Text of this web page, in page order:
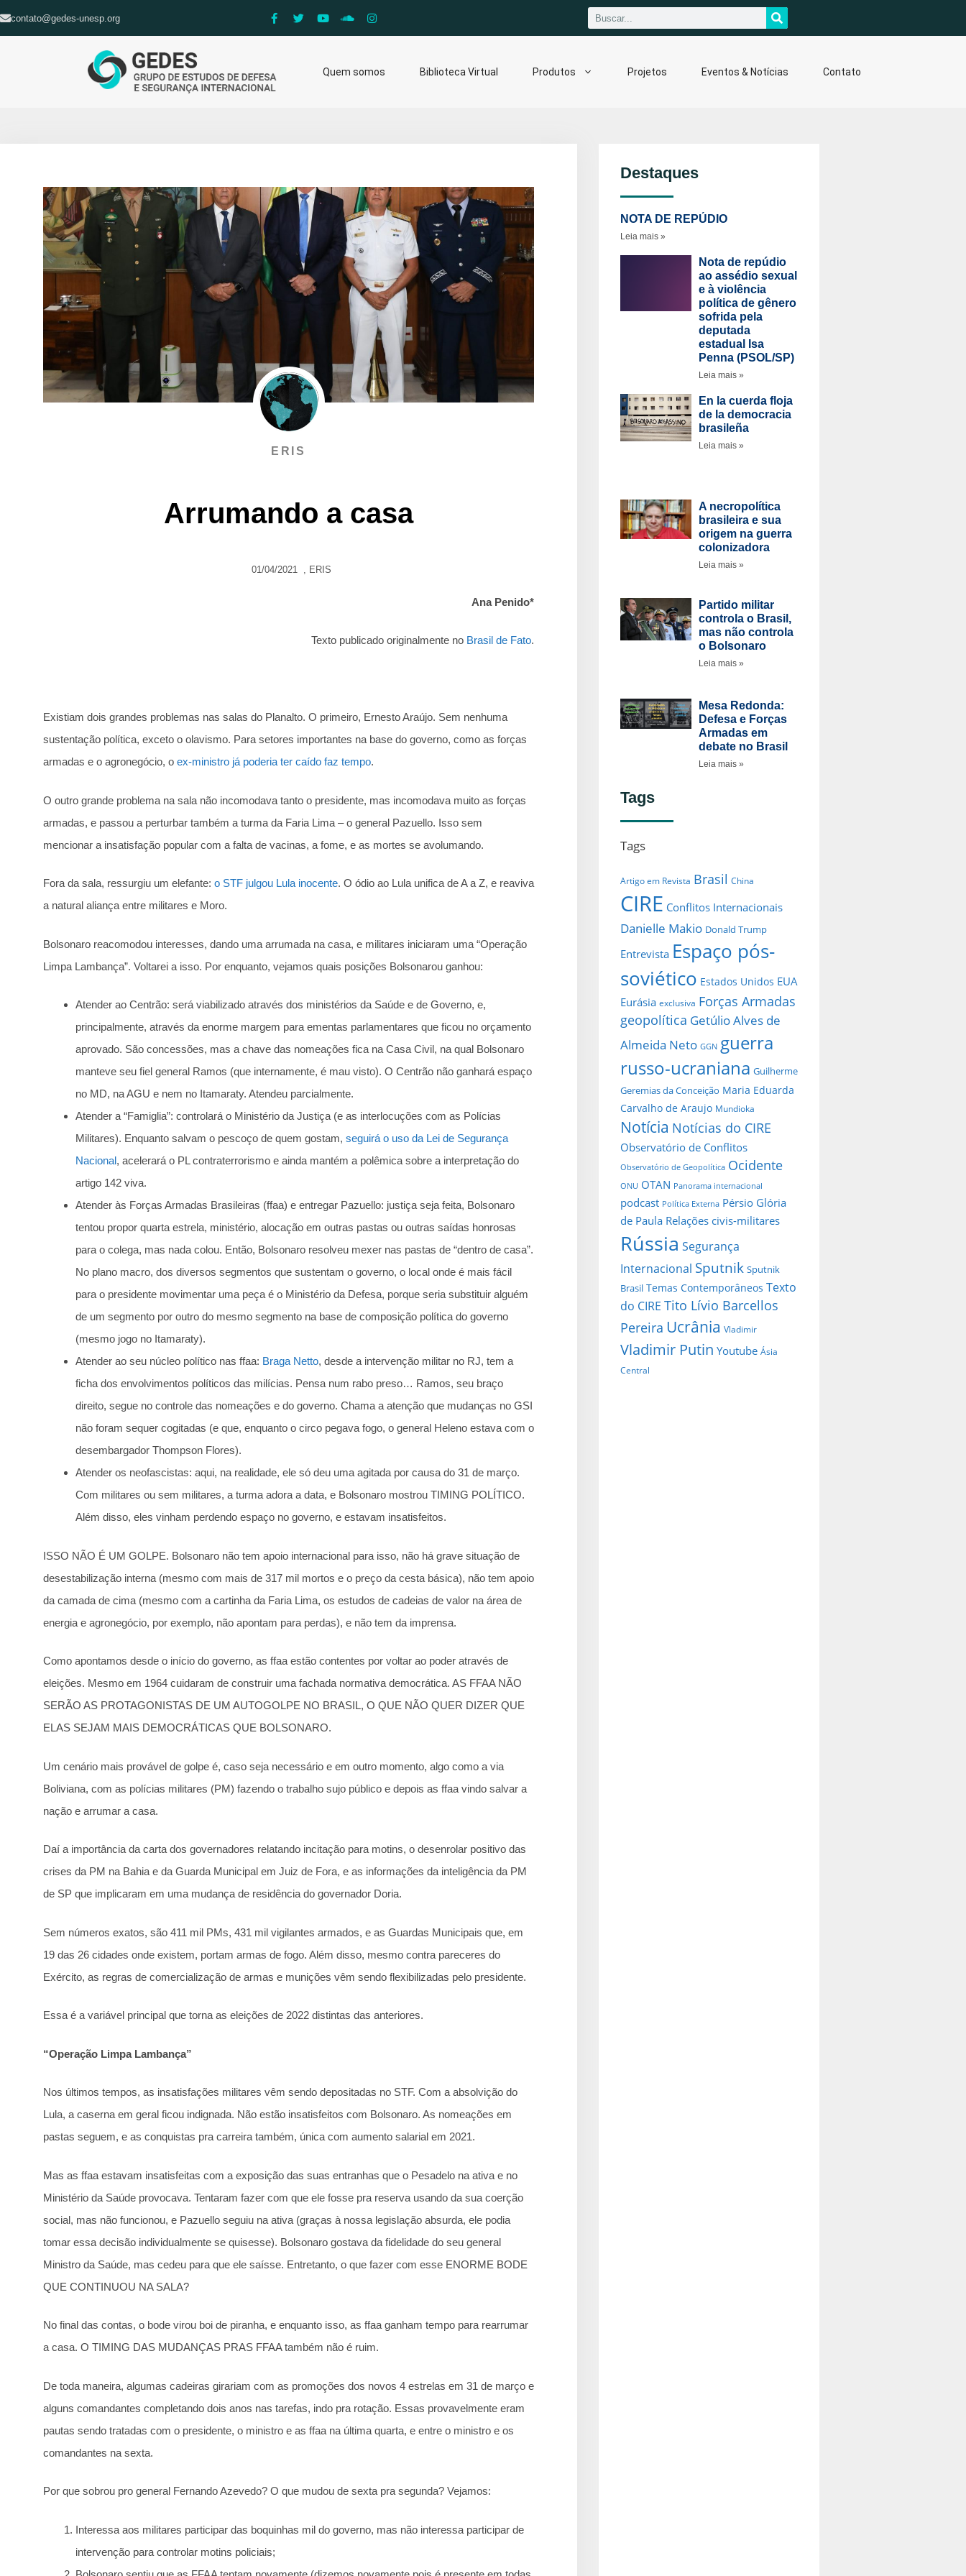
contato@gedes-unesp.org
Quem somos Biblioteca Virtual Produtos Projetos Eventos & Notícias Contato
ERIS
Arrumando a casa
01/04/2021 ERIS
Ana Penido*
Texto publicado originalmente no Brasil de Fato.
Existiam dois grandes problemas nas salas do Planalto. O primeiro, Ernesto Araújo. Sem nenhuma
sustentação política, exceto o olavismo. Para setores importantes na base do governo, como as forças
armadas e o agronegócio, o ex-ministro já poderia ter caído faz tempo.
O outro grande problema na sala não incomodava tanto o presidente, mas incomodava muito as forças
armadas, e passou a perturbar também a turma da Faria Lima – o general Pazuello. Isso sem
mencionar a insatisfação popular com a falta de vacinas, a fome, e as mortes se avolumando.
Fora da sala, ressurgiu um elefante: o STF julgou Lula inocente. O ódio ao Lula unifica de A a Z, e reaviva
a natural aliança entre militares e Moro.
Bolsonaro reacomodou interesses, dando uma arrumada na casa, e militares iniciaram uma “Operação
Limpa Lambança”. Voltarei a isso. Por enquanto, vejamos quais posições Bolsonarou ganhou:
Atender ao Centrão: será viabilizado através dos ministérios da Saúde e de Governo, e,
principalmente, através da enorme margem para ementas parlamentares que ficou no orçamento
aprovado. São concessões, mas a chave das nomeações fica na Casa Civil, na qual Bolsonaro
manteve seu fiel general Ramos (que internamente, é mau visto). O Centrão não ganhará espaço
no MD, na AGU e nem no Itamaraty. Atendeu parcialmente.
Atender a “Famiglia”: controlará o Ministério da Justiça (e as interlocuções com as Polícias
Militares). Enquanto salvam o pescoço de quem gostam, seguirá o uso da Lei de Segurança
Nacional, acelerará o PL contraterrorismo e ainda mantém a polêmica sobre a interpretação do
artigo 142 viva.
Atender às Forças Armadas Brasileiras (ffaa) e entregar Pazuello: justiça seja feita, Bolsonaro
tentou propor quarta estrela, ministério, alocação em outras pastas ou outras saídas honrosas
para o colega, mas nada colou. Então, Bolsonaro resolveu mexer nas pastas de “dentro de casa”.
No plano macro, dos diversos segmentos que sustentam o governo, o local onde é mais fácil
para o presidente movimentar uma peça é o Ministério da Defesa, porque seria substituir alguém
de um segmento por outro do mesmo segmento na base de composição política do governo
(mesmo jogo no Itamaraty).
Atender ao seu núcleo político nas ffaa: Braga Netto, desde a intervenção militar no RJ, tem a
ficha dos envolvimentos políticos das milícias. Pensa num rabo preso… Ramos, seu braço
direito, segue no controle das nomeações e do governo. Chama a atenção que mudanças no GSI
não foram sequer cogitadas (e que, enquanto o circo pegava fogo, o general Heleno estava com o
desembargador Thompson Flores).
Atender os neofascistas: aqui, na realidade, ele só deu uma agitada por causa do 31 de março.
Com militares ou sem militares, a turma adora a data, e Bolsonaro mostrou TIMING POLÍTICO.
Além disso, eles vinham perdendo espaço no governo, e estavam insatisfeitos.
ISSO NÃO É UM GOLPE. Bolsonaro não tem apoio internacional para isso, não há grave situação de
desestabilização interna (mesmo com mais de 317 mil mortos e o preço da cesta básica), não tem apoio
da camada de cima (mesmo com a cartinha da Faria Lima, os estudos de cadeias de valor na área de
energia e agronegócio, por exemplo, não apontam para perdas), e não tem da imprensa.
Como apontamos desde o início do governo, as ffaa estão contentes por voltar ao poder através de
eleições. Mesmo em 1964 cuidaram de construir uma fachada normativa democrática. AS FFAA NÃO
SERÃO AS PROTAGONISTAS DE UM AUTOGOLPE NO BRASIL, O QUE NÃO QUER DIZER QUE
ELAS SEJAM MAIS DEMOCRÁTICAS QUE BOLSONARO.
Um cenário mais provável de golpe é, caso seja necessário e em outro momento, algo como a via
Boliviana, com as polícias militares (PM) fazendo o trabalho sujo público e depois as ffaa vindo salvar a
nação e arrumar a casa.
Daí a importância da carta dos governadores relatando incitação para motins, o desenrolar positivo das
crises da PM na Bahia e da Guarda Municipal em Juiz de Fora, e as informações da inteligência da PM
de SP que implicaram em uma mudança de residência do governador Doria.
Sem números exatos, são 411 mil PMs, 431 mil vigilantes armados, e as Guardas Municipais que, em
19 das 26 cidades onde existem, portam armas de fogo. Além disso, mesmo contra pareceres do
Exército, as regras de comercialização de armas e munições vêm sendo flexibilizadas pelo presidente.
Essa é a variável principal que torna as eleições de 2022 distintas das anteriores.
“Operação Limpa Lambança”
Nos últimos tempos, as insatisfações militares vêm sendo depositadas no STF. Com a absolvição do
Lula, a caserna em geral ficou indignada. Não estão insatisfeitos com Bolsonaro. As nomeações em
pastas seguem, e as conquistas pra carreira também, única com aumento salarial em 2021.
Mas as ffaa estavam insatisfeitas com a exposição das suas entranhas que o Pesadelo na ativa e no
Ministério da Saúde provocava. Tentaram fazer com que ele fosse pra reserva usando da sua coerção
social, mas não funcionou, e Pazuello seguiu na ativa (graças à nossa legislação absurda, ele podia
tomar essa decisão individualmente se quisesse). Bolsonaro gostava da fidelidade do seu general
Ministro da Saúde, mas cedeu para que ele saísse. Entretanto, o que fazer com esse ENORME BODE
QUE CONTINUOU NA SALA?
No final das contas, o bode virou boi de piranha, e enquanto isso, as ffaa ganham tempo para rearrumar
a casa. O TIMING DAS MUDANÇAS PRAS FFAA também não é ruim.
De toda maneira, algumas cadeiras girariam com as promoções dos novos 4 estrelas em 31 de março e
alguns comandantes completando dois anos nas tarefas, indo pra rotação. Essas provavelmente eram
pautas sendo tratadas com o presidente, o ministro e as ffaa na última quarta, e entre o ministro e os
comandantes na sexta.
Por que sobrou pro general Fernando Azevedo? O que mudou de sexta pra segunda? Vejamos:
Interessa aos militares participar das boquinhas mil do governo, mas não interessa participar de
intervenção para controlar motins policiais;
Destaques
NOTA DE REPÚDIO
Leia mais »
Nota de repúdio
ao assédio sexual
e à violência
política de gênero
sofrida pela
deputada
estadual Isa
Penna (PSOL/SP)
Leia mais »
En la cuerda floja
de la democracia
brasileña
Leia mais »
A necropolítica
brasileira e sua
origem na guerra
colonizadora
Leia mais »
Partido militar
controla o Brasil,
mas não controla
o Bolsonaro
Leia mais »
Mesa Redonda:
Defesa e Forças
Armadas em
debate no Brasil
Leia mais »
Tags
Tags
Artigo em Revista Brasil China
CIRE Conflitos Internacionais
Danielle Makio Donald Trump
Entrevista Espaço pós-
soviético Estados Unidos EUA
Eurásia exclusiva Forças Armadas
geopolítica Getúlio Alves de
Almeida Neto GGN guerra
russo-ucraniana Guilherme
Geremias da Conceição Maria Eduarda
Carvalho de Araujo Mundioka
Notícia Notícias do CIRE
Observatório de Conflitos
Observatório de Geopolítica Ocidente
ONU OTAN Panorama internacional
podcast Política Externa Pérsio Glória
de Paula Relações civis-militares
Rússia Segurança
Internacional Sputnik Sputnik
Brasil Temas Contemporâneos Texto
do CIRE Tito Lívio Barcellos
Pereira Ucrânia Vladimir
Vladimir Putin Youtube Ásia
Central